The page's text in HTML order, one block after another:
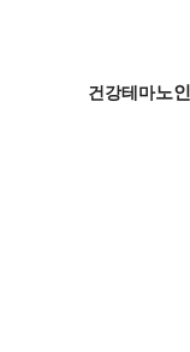
건강테마노